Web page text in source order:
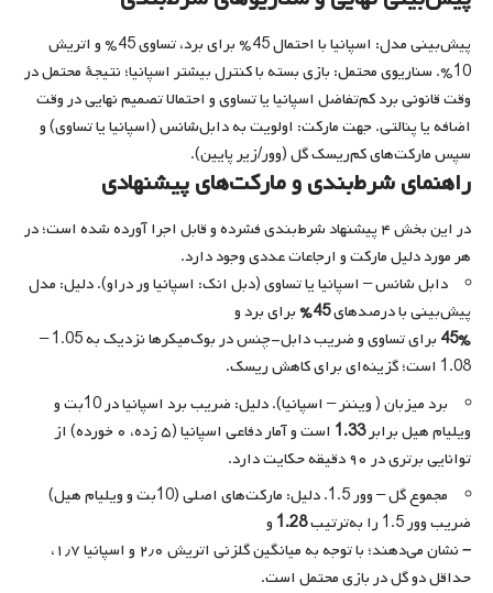
پیش‌بینی مدل: اسپانیا با احتمال 45% برای برد، تساوی 45% و اتریش
10%. سناریوی محتمل: بازی بسته با کنترل بیشتر اسپانیا؛ نتیجهٔ محتمل در
وقت قانونی برد کم‌تفاضل اسپانیا یا تساوی و احتمالا تصمیم نهایی در وقت
اضافه یا پنالتی. جهت مارکت: اولویت به دابل‌شانس (اسپانیا یا تساوی) و
سپس مارکت‌های کم‌ریسک گل (وور/زیر پایین).
راهنمای شرط‌بندی و مارکت‌های پیشنهادی
در این بخش ۴ پیشنهاد شرط‌بندی فشرده و قابل اجرا آورده شده است؛ در
هر مورد دلیل مارکت و ارجاعات عددی وجود دارد.
دابل شانس – اسپانیا یا تساوی (دبل انک: اسپانیا ور دراو). دلیل: مدل
پیش‌بینی با درصدهای45%
برای برد و
45%
برای تساوی و ضریب دابل-چنس در بوک‌میکرها نزدیک به 1.05 –
1.08 است؛ گزینه‌ای برای کاهش ریسک.
برد میزبان ( ویننر – اسپانیا). دلیل: ضریب برد اسپانیا در 10بت و
ویلیام هیل برابر1.33
است و آمار دفاعی اسپانیا (۵ زده، ۰ خورده) از
توانایی برتری در ۹۰ دقیقه حکایت دارد.
مجموع گل – وور 1.5. دلیل: مارکت‌های اصلی (10بت و ویلیام هیل)
ضریب وور 1.5 را به‌ترتیب
1.28 و
–
نشان می‌دهند؛ با توجه به میانگین گلزنی اتریش ۲٫۰ و اسپانیا ۱٫۷،
حداقل دو گل در بازی محتمل است.